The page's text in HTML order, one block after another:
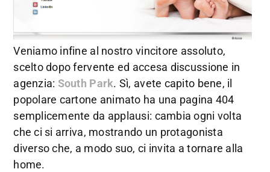
Veniamo infine al nostro vincitore assoluto,
scelto dopo fervente ed accesa discussione in
agenzia: South Park. Sì, avete capito bene, il
popolare cartone animato ha una pagina 404
semplicemente da applausi: cambia ogni volta
che ci si arriva, mostrando un protagonista
diverso che, a modo suo, ci invita a tornare alla
home.